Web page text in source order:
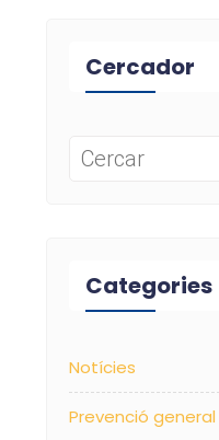
Cercador
Categories
Notícies
Prevenció general